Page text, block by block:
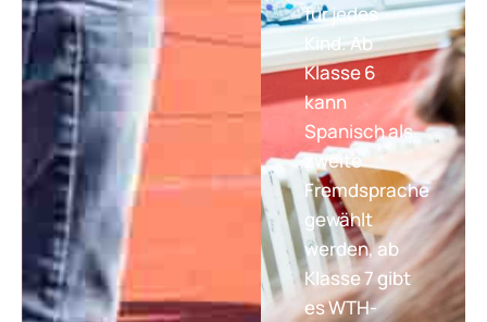
für jedes
Kind. Ab
Klasse 6
kann
Spanisch als
zweite
Fremdsprache
gewählt
werden, ab
Klasse 7 gibt
es WTH-